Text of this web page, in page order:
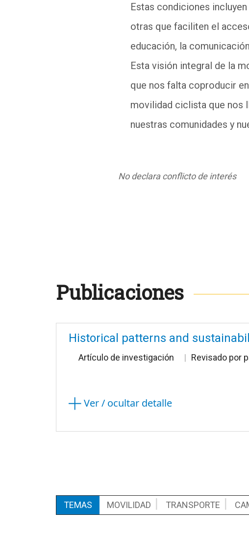
Estas condiciones
otras que faciliten el
educación, la
Esta visión integral de la
que nos falta coproducir
movilidad ciclista que nos
nuestras comunidades y
No declara conflicto de interés
Publicaciones
Historical patterns and
Artículo de investigación Revisado por
Ver / ocultar detalle
TEMAS MOVILIDAD TRANSPORTE